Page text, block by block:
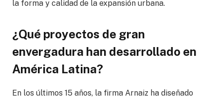
la forma y calidad de la expansión urbana.
¿Qué proyectos de gran
envergadura han desarrollado en
América Latina?
En los últimos 15 años, la firma Arnaiz ha diseñado